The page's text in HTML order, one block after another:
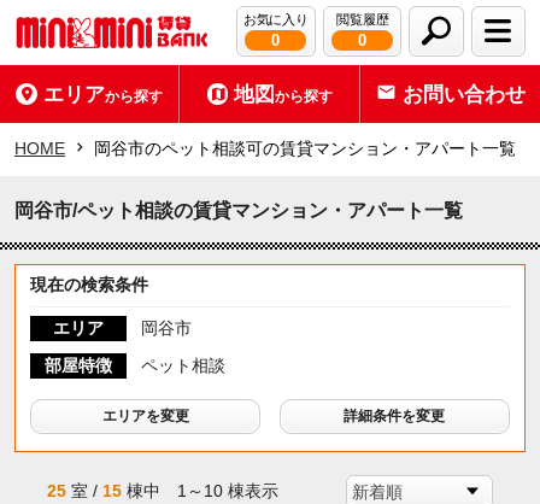
お気に入り
0
閲覧履歴
0
エリアから探す 地図から探す お問い合わせ
HOME 岡谷市のペット相談可の賃貸マンション・アパート一覧
岡谷市/ペット相談の賃貸マンション・アパート一覧
現在の検索条件
エリア
岡谷市
部屋特徴
ペット相談
エリアを変更 詳細条件を変更
25 室 / 15 棟中 1～10 棟表示